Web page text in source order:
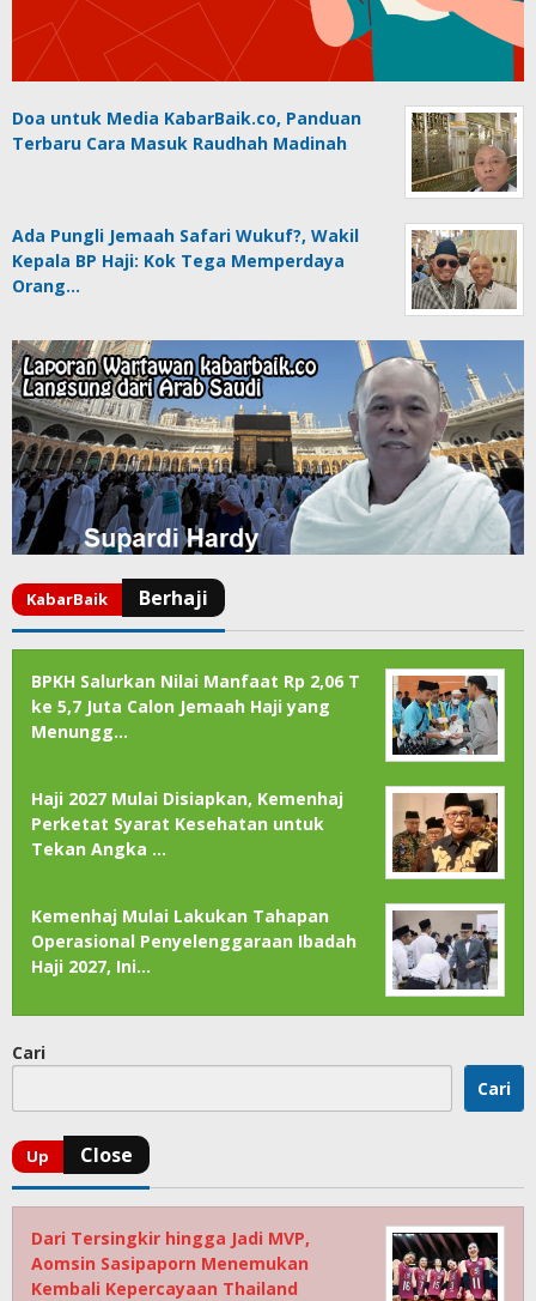
Doa untuk Media KabarBaik.co, Panduan
Terbaru Cara Masuk Raudhah Madinah
Ada Pungli Jemaah Safari Wukuf?, Wakil
Kepala BP Haji: Kok Tega Memperdaya
Orang…
BPKH Salurkan Nilai Manfaat Rp 2,06 T
ke 5,7 Juta Calon Jemaah Haji yang
Menungg…
Haji 2027 Mulai Disiapkan, Kemenhaj
Perketat Syarat Kesehatan untuk
Tekan Angka …
Kemenhaj Mulai Lakukan Tahapan
Operasional Penyelenggaraan Ibadah
Haji 2027, Ini…
Cari
Cari
Dari Tersingkir hingga Jadi MVP,
Aomsin Sasipaporn Menemukan
Kembali Kepercayaan Thailand